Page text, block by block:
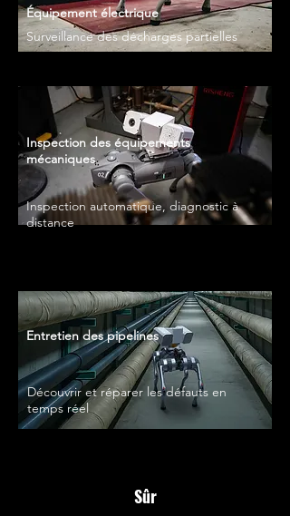
Équipement électrique
Surveillance des décharges partielles
Inspection automatique, diagnostic à
distance
Inspection des équipements
mécaniques
Entretien des pipelines
Découvrir et réparer les défauts en
temps réel
Sûr